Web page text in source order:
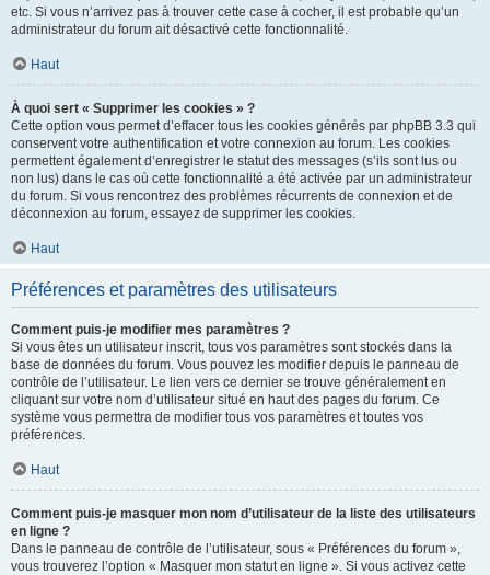
etc. Si vous n’arrivez pas à trouver cette case à cocher, il est probable qu’un
administrateur du forum ait désactivé cette fonctionnalité.
Haut
À quoi sert « Supprimer les cookies » ?
Cette option vous permet d’effacer tous les cookies générés par phpBB 3.3 qui
conservent votre authentification et votre connexion au forum. Les cookies
permettent également d’enregistrer le statut des messages (s’ils sont lus ou
non lus) dans le cas où cette fonctionnalité a été activée par un administrateur
du forum. Si vous rencontrez des problèmes récurrents de connexion et de
déconnexion au forum, essayez de supprimer les cookies.
Haut
Préférences et paramètres des utilisateurs
Comment puis-je modifier mes paramètres ?
Si vous êtes un utilisateur inscrit, tous vos paramètres sont stockés dans la
base de données du forum. Vous pouvez les modifier depuis le panneau de
contrôle de l’utilisateur. Le lien vers ce dernier se trouve généralement en
cliquant sur votre nom d’utilisateur situé en haut des pages du forum. Ce
système vous permettra de modifier tous vos paramètres et toutes vos
préférences.
Haut
Comment puis-je masquer mon nom d’utilisateur de la liste des utilisateurs
en ligne ?
Dans le panneau de contrôle de l’utilisateur, sous « Préférences du forum »,
vous trouverez l’option « Masquer mon statut en ligne ». Si vous activez cette